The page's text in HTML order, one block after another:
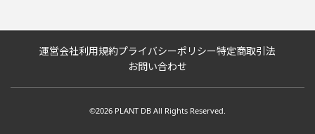
自動車関連工場のプロジェクト
運営会社利用規約プライバシーポリシー特定商取引法
お問い合わせ
©2026 PLANT DB All Rights Reserved.